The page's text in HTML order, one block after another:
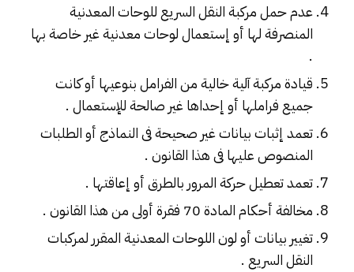
عدم حمل مركبة النقل السريع للوحات المعدنية
المنصرفة لها أو إستعمال لوحات معدنية غير خاصة بها
.
قيادة مركبة آلية خالية من الفرامل بنوعيها أو كانت
جميع فراملها أو إحداها غير صالحة للإستعمال .
تعمد إثبات بيانات غير صحيحة فى النماذج أو الطلبات
المنصوص عليها فى هذا القانون .
تعمد تعطيل حركة المرور بالطرق أو إعاقتها .
مخالفة أحكام المادة 70 فقرة أولى من هذا القانون .
تغيير بيانات أو لون اللوحات المعدنية المقرر لمركبات
النقل السريع .